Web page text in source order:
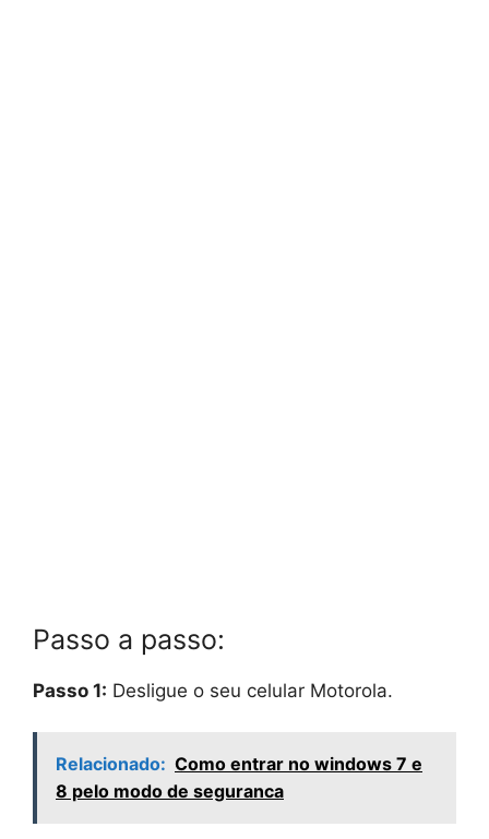
Passo a passo:
Passo 1: Desligue o seu celular Motorola.
Relacionado: Como entrar no windows 7 e
8 pelo modo de seguranca